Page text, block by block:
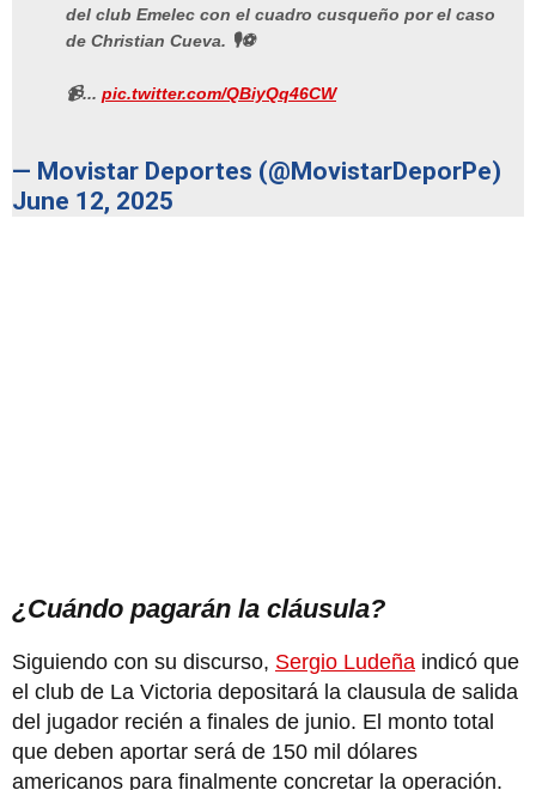
del club Emelec con el cuadro cusqueño por el caso
de Christian Cueva. 🎙️⚽
📹... pic.twitter.com/QBiyQq46CW
— Movistar Deportes (@MovistarDeporPe)
June 12, 2025
¿Cuándo pagarán la cláusula?
Siguiendo con su discurso, Sergio Ludeña indicó que
el club de La Victoria depositará la clausula de salida
del jugador recién a finales de junio. El monto total
que deben aportar será de 150 mil dólares
americanos para finalmente concretar la operación.